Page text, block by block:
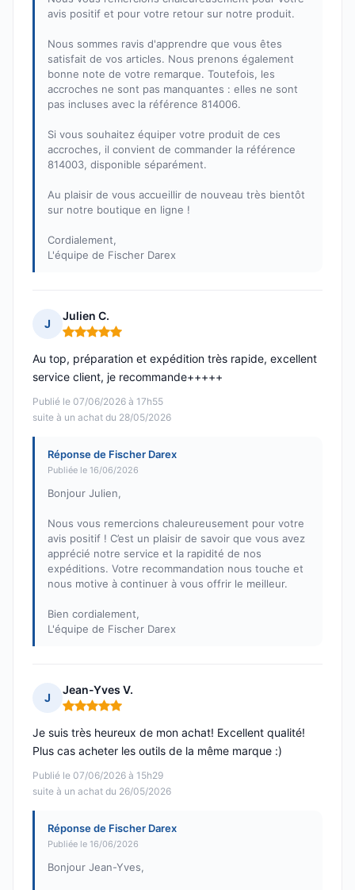
avis positif et pour votre retour sur notre produit.
Nous sommes ravis d'apprendre que vous êtes
satisfait de vos articles. Nous prenons également
bonne note de votre remarque. Toutefois, les
accroches ne sont pas manquantes : elles ne sont
pas incluses avec la référence 814006.
Si vous souhaitez équiper votre produit de ces
accroches, il convient de commander la référence
814003, disponible séparément.
Au plaisir de vous accueillir de nouveau très bientôt
sur notre boutique en ligne !
Cordialement,
L'équipe de Fischer Darex
J
Julien C.
Note : 5 sur 5
Publié le 07/06/2026 à 17h55
suite à un achat du 28/05/2026
Au top, préparation et expédition très rapide, excellent
service client, je recommande+++++
Réponse de Fischer Darex
Publiée le 16/06/2026
Bonjour Julien,
Nous vous remercions chaleureusement pour votre
avis positif ! C’est un plaisir de savoir que vous avez
apprécié notre service et la rapidité de nos
expéditions. Votre recommandation nous touche et
nous motive à continuer à vous offrir le meilleur.
Bien cordialement,
L'équipe de Fischer Darex
J
Jean-Yves V.
Note : 5 sur 5
Publié le 07/06/2026 à 15h29
suite à un achat du 26/05/2026
Je suis très heureux de mon achat! Excellent qualité!
Plus cas acheter les outils de la même marque :)
Réponse de Fischer Darex
Publiée le 16/06/2026
Bonjour Jean-Yves,